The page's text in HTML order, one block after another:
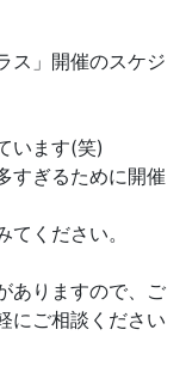
ス」開催のスケジ
います(笑)
すぎるために開催
ください。
ありますので、ご
にご相談ください